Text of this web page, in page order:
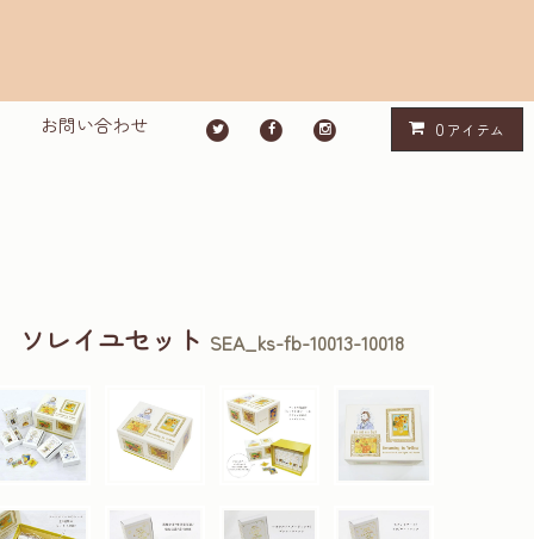
お問い合わせ 0 アイテム
ソレイユセット SEA_ks-fb-10013-10018